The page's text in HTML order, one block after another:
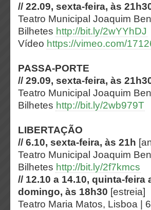
// 22.09, sexta-feira, às
Teatro Municipal Joaquim
Bilhetes http://bit.ly/2wYYhDJ
Vídeo https://vimeo.com/
PASSA-PORTE
// 29.09, sexta-feira, às
Teatro Municipal Joaquim
Bilhetes http://bit.ly/2wb979T
LIBERTAÇÃO
// 6.10, sexta-feira, às 21h
Teatro Municipal Joaquim
Bilhetes http://bit.ly/2f7kmcs
// 12.10 a 14.10, quinta-feira
domingo, às 18h30 [estreia]
Teatro Maria Matos, Lisboa |